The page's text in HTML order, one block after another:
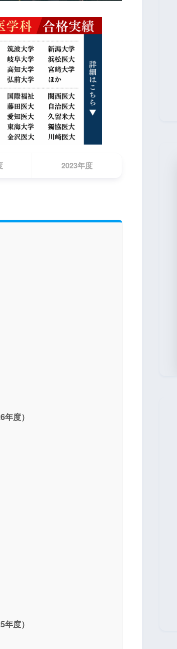
2023年度
度）
度）